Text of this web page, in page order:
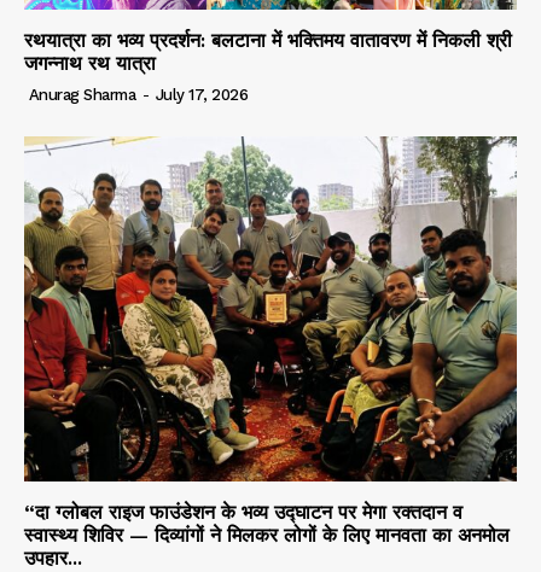
रथयात्रा का भव्य प्रदर्शन: बलटाना में भक्तिमय वातावरण में निकली श्री
जगन्नाथ रथ यात्रा
Anurag Sharma - July 17, 2026
“दा ग्लोबल राइज फाउंडेशन के भव्य उद्घाटन पर मेगा रक्तदान व
स्वास्थ्य शिविर — दिव्यांगों ने मिलकर लोगों के लिए मानवता का अनमोल
उपहार...